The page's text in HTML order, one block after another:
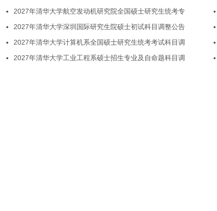
2027年清华大学航空发动机研究院全国硕士研究生统考专
2027年清华大学深圳国际研究生院硕士初试科目调整公告
2027年清华大学计算机系全国硕士研究生统考考试科目调
2027年清华大学工业工程系硕士招生专业及自命题科目调